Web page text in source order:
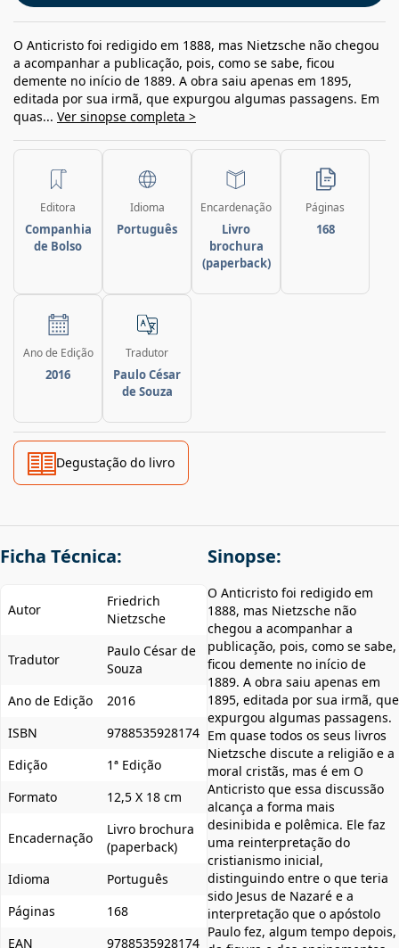
O Anticristo foi redigido em 1888, mas Nietzsche não chegou
a acompanhar a publicação, pois, como se sabe, ficou
demente no início de 1889. A obra saiu apenas em 1895,
editada por sua irmã, que expurgou algumas passagens. Em
quas... Ver sinopse completa >
Editora
Companhia
de Bolso
Idioma
Português
Encardenação
Livro
brochura
(paperback)
Páginas
168
Ano de Edição
2016
Tradutor
Paulo César
de Souza
Degustação do livro
Ficha Técnica:
Autor
Friedrich
Nietzsche
Tradutor
Paulo César de
Souza
Ano de Edição
2016
ISBN
9788535928174
Edição
1ª Edição
Formato
12,5 X 18 cm
Encadernação
Livro brochura
(paperback)
Idioma
Português
Páginas
168
EAN
9788535928174
Sinopse:
O Anticristo foi redigido em
1888, mas Nietzsche não
chegou a acompanhar a
publicação, pois, como se sabe,
ficou demente no início de
1889. A obra saiu apenas em
1895, editada por sua irmã, que
expurgou algumas passagens.
Em quase todos os seus livros
Nietzsche discute a religião e a
moral cristãs, mas é em O
Anticristo que essa discussão
alcança a forma mais
desinibida e polêmica. Ele faz
uma reinterpretação do
cristianismo inicial,
distinguindo entre o que teria
sido Jesus de Nazaré e a
interpretação que o apóstolo
Paulo fez, algum tempo depois,